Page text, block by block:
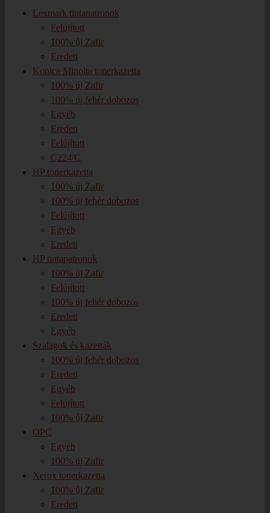
Lexmark tintapatronok
Felújított
100% új Zafir
Eredeti
Konica Minolta tonerkazetta
100% új Zafir
100% új fehér dobozos
Egyéb
Eredeti
Felújított
C224/C
HP tonerkazetta
100% új Zafir
100% új fehér dobozos
Felújított
Egyéb
Eredeti
HP tintapatronok
100% új Zafir
Felújított
100% új fehér dobozos
Eredeti
Egyéb
Szalagok és kazetták
100% új fehér dobozos
Eredeti
Egyéb
Felújított
100% új Zafir
OPC
Egyéb
100% új Zafir
Xerox tonerkazetta
100% új Zafir
Eredeti